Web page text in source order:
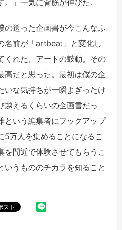
」一気に背筋が伸びた。
送った企画書が今こんなふ
名前が「artbeat」と変化し
くれた。アートの鼓動。その
高だと思った。最初は僕の企
な気持ちが一瞬よぎったけ
越えるくらいの企画書だっ
という編集者にフックアップ
5万人を集めることになるこ
を間近で体験させてもらうこ
いうもののチカラを知ること